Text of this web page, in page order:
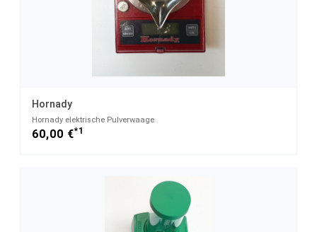
Hornady
Hornady elektrische Pulverwaage
60,00 €*1